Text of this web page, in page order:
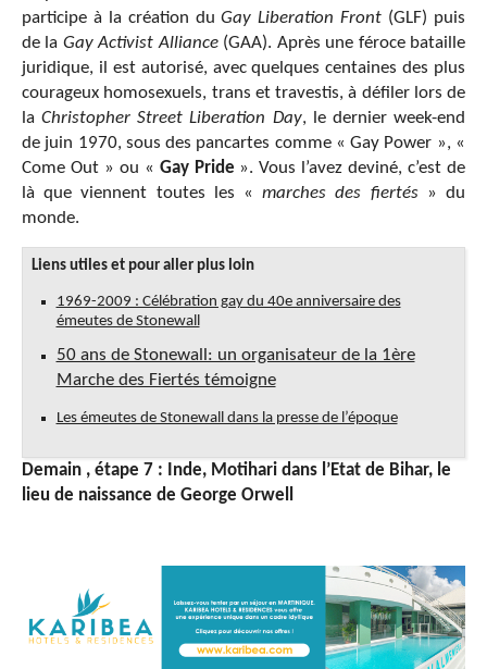
participe à la création duGay Liberation Front (GLF) puis
de la Gay Activist Alliance(GAA). Après une féroce bataille
juridique, il est autorisé, avec quelques centaines des plus
courageux homosexuels, trans et travestis, à défiler lors de
laChristopher Street Liberation Day, le dernier week-end
de juin 1970, sous des pancartes comme « Gay Power », «
Come Out » ou « Gay Pride ». Vous l’avez deviné, c’est de
là que viennent toutes les «marches des fiertés» du
monde.
Liens utiles et pour aller plus loin
1969-2009 : Célébration gay du 40e anniversaire des
émeutes de Stonewall
50 ans de Stonewall: un organisateur de la 1ère
Marche des Fiertés témoigne
Les émeutes de Stonewall dans la presse de l’époque
Demain , étape 7 : Inde, Motihari dans l’Etat de Bihar, le
lieu de naissance de George Orwell